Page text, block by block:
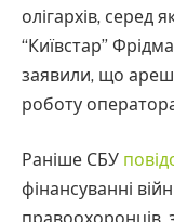
олігархів, серед
“Київстар”
заявили, що
роботу
Раніше СБУ
фінансуванні